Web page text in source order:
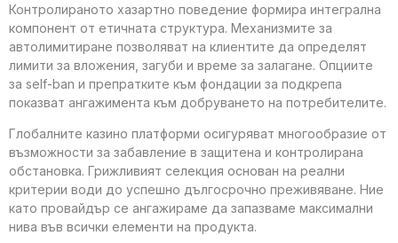
Контролираното хазартно поведение формира интегрална
компонент от етичната структура. Механизмите за
автолимитиране позволяват на клиентите да определят
лимити за вложения, загуби и време за залагане. Опциите
за self-ban и препратките към фондации за подкрепа
показват ангажимента към добруването на потребителите.
Глобалните казино платформи осигуряват многообразие от
възможности за забавление в защитена и контролирана
обстановка. Грижливият селекция основан на реални
критерии води до успешно дългосрочно преживяване. Ние
като провайдър се ангажираме да запазваме максимални
нива във всички елементи на продукта.